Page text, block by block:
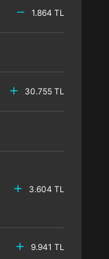
1.864 TL
30.755 TL
3.604 TL
9.941 TL